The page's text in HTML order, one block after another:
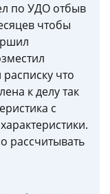
по УДО отбыв
чтобы
что
к делу так
с
рассчитывать